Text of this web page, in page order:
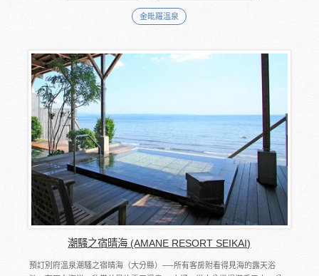
金毗羅溫泉
潮騷之宿晴海 (AMANE RESORT SEIKAI)
預訂別府溫泉潮騷之宿晴海（大分縣）──所有客房附看得見海的露天浴